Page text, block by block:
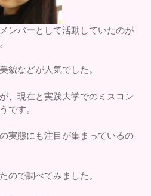
ンバーとして活動していたのが
貌などが人気でした。
、現在と実践大学でのミスコン
です。
実態にも注目が集まっているの
ので調べてみました。